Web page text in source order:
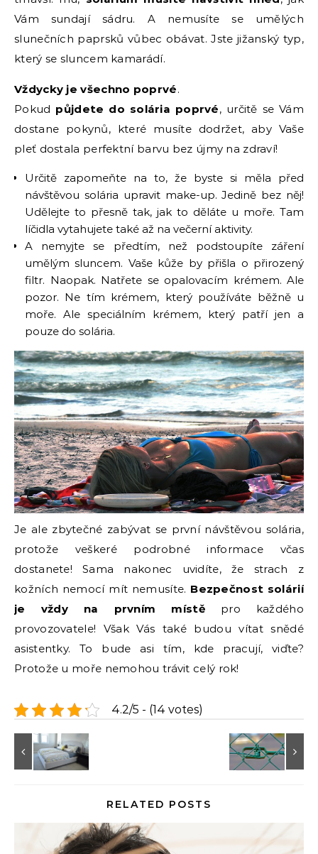
Vám sundají sádru. A nemusíte se umělých
slunečních paprsků vůbec obávat. Jste jižanský typ,
který se sluncem kamarádí.
Vždycky je všechno poprvé.
Pokud půjdete do solária poprvé, určitě se Vám
dostane pokynů, které musíte dodržet, aby Vaše
pleť dostala perfektní barvu bez újmy na zdraví!
Určitě zapomeňte na to, že byste si měla před
návštěvou solária upravit make-up. Jedině bez něj!
Udělejte to přesně tak, jak to děláte u moře. Tam
líčidla vytahujete také až na večerní aktivity.
A nemyjte se předtím, než podstoupíte záření
umělým sluncem. Vaše kůže by přišla o přirozený
filtr. Naopak. Natřete se opalovacím krémem. Ale
pozor. Ne tím krémem, který používáte běžně u
moře. Ale speciálním krémem, který patří jen a
pouze do solária.
Je ale zbytečné zabývat se první návštěvou solária,
protože veškeré podrobné informace včas
dostanete! Sama nakonec uvidíte, že strach z
kožních nemocí mít nemusíte. Bezpečnost solárií
je vždy na prvním místě pro každého
provozovatele! Však Vás také budou vítat snědé
asistentky. To bude asi tím, kde pracují, viďte?
Protože u moře nemohou trávit celý rok!
4.2/5 - (14 votes)
RELATED POSTS